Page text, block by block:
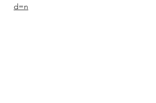
d=n